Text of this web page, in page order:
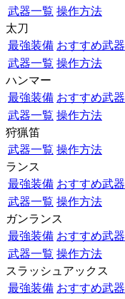
武器一覧 操作方法
太刀
最強装備 おすすめ武器
武器一覧 操作方法
ハンマー
最強装備 おすすめ武器
武器一覧 操作方法
狩猟笛
武器一覧 操作方法
ランス
最強装備 おすすめ武器
武器一覧 操作方法
ガンランス
最強装備 おすすめ武器
武器一覧 操作方法
スラッシュアックス
最強装備 おすすめ武器